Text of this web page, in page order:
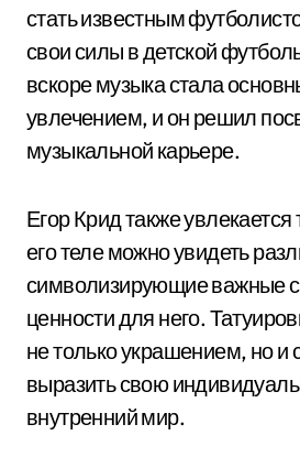
стать известным
свои силы в детской
вскоре музыка стала
увлечением, и он решил
музыкальной карьере.
Егор Крид также
его теле можно увидеть
символизирующие важные
ценности для него.
не только украшением, но и
выразить свою
внутренний мир.